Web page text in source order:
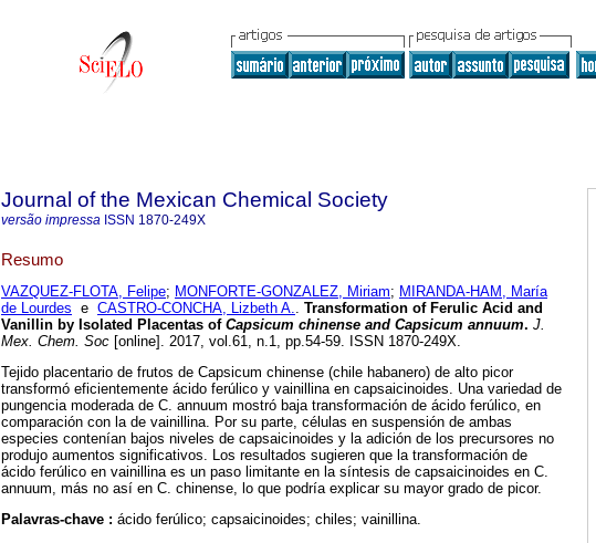
Journal of the Mexican Chemical Society
versão impressa ISSN 1870-249X
Resumo
VAZQUEZ-FLOTA, Felipe; MONFORTE-GONZALEZ, Miriam; MIRANDA-HAM, María
de Lourdes e CASTRO-CONCHA, Lizbeth A.. Transformation of Ferulic Acid and
Vanillin by Isolated Placentas of Capsicum chinense and Capsicum annuum. J.
Mex. Chem. Soc [online]. 2017, vol.61, n.1, pp.54-59. ISSN 1870-249X.
Tejido placentario de frutos de Capsicum chinense (chile habanero) de alto picor
transformó eficientemente ácido ferúlico y vainillina en capsaicinoides. Una variedad de
pungencia moderada de C. annuum mostró baja transformación de ácido ferúlico, en
comparación con la de vainillina. Por su parte, células en suspensión de ambas
especies contenían bajos niveles de capsaicinoides y la adición de los precursores no
produjo aumentos significativos. Los resultados sugieren que la transformación de
ácido ferúlico en vainillina es un paso limitante en la síntesis de capsaicinoides en C.
annuum, más no así en C. chinense, lo que podría explicar su mayor grado de picor.
Palavras-chave : ácido ferúlico; capsaicinoides; chiles; vainillina.